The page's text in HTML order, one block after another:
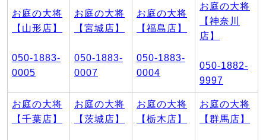
お庭の大将
【山形店】
050-1883-
0005
お庭の大将
【宮城店】
050-1883-
0007
お庭の大将
【福島店】
050-1883-
0004
お庭の大将
【神奈川
店】
050-1882-
9997
お庭の大将
【千葉店】
お庭の大将
【茨城店】
お庭の大将
【栃木店】
お庭の大将
【群馬店】